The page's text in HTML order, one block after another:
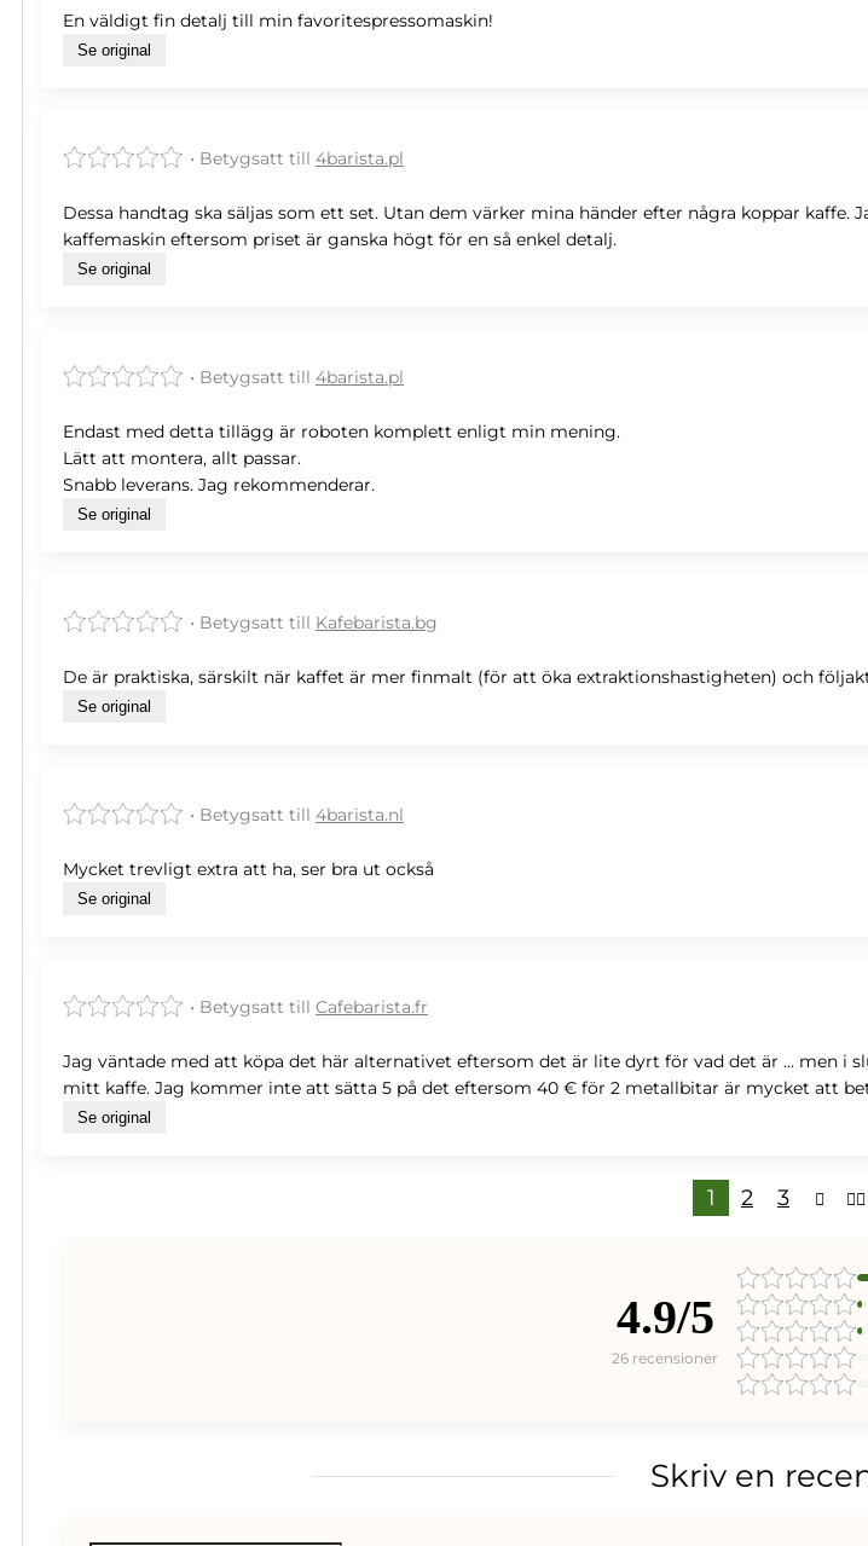
En väldigt fin detalj till min favoritespressomaskin!
Se original
• Betygsatt till 4barista.pl
Dessa handtag ska säljas som ett set. Utan dem värker mina händer efter några koppar
kaffemaskin eftersom priset är ganska högt för en så enkel detalj.
Se original
• Betygsatt till 4barista.pl
Endast med detta tillägg är roboten komplett enligt min mening.
Lätt att montera, allt passar.
Snabb leverans. Jag rekommenderar.
Se original
• Betygsatt till Kafebarista.bg
De är praktiska, särskilt när kaffet är mer finmalt (för att öka extraktionshastigheten) och
Se original
• Betygsatt till 4barista.nl
Mycket trevligt extra att ha, ser bra ut också
Se original
• Betygsatt till Cafebarista.fr
Jag väntade med att köpa det här alternativet eftersom det är lite dyrt för vad det är ... men
mitt kaffe. Jag kommer inte att sätta 5 på det eftersom 40 € för 2 metallbitar är mycket att
Se original
1 2 3
4.9/5
26 recensioner
Skriv en